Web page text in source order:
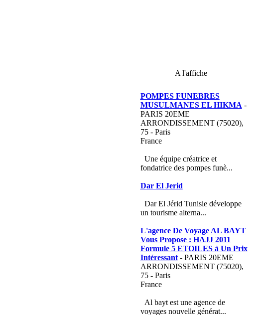
A l'affiche
POMPES FUNEBRES
MUSULMANES EL HIKMA -
PARIS 20EME
ARRONDISSEMENT (75020),
75 - Paris
France
Une équipe créatrice et
fondatrice des pompes funè...
Dar El Jerid
Dar El Jérid Tunisie développe
un tourisme alterna...
L'agence De Voyage AL BAYT
Vous Propose : HAJJ 2011
Formule 5 ETOILES à Un Prix
Intéressant- PARIS 20EME
ARRONDISSEMENT (75020),
75 - Paris
France
Al bayt est une agence de
voyages nouvelle générat...